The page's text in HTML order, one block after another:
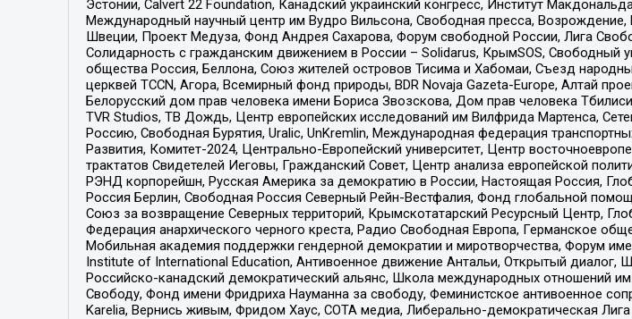
Эстонии, Calvert 22 Foundation, Канадский украинский конгресс, Институт
Международный научный центр им Вудро Вильсона, Свободная пресса, Возрождение,
Швеции, Проект Медуза, Фонд Андрея Сахарова, Форум свободной России, Лига
Солидарность с гражданским движением в России – Solidarus, КрымSOS, Свободный
общества Россия, Беллона, Союз жителей островов Тисима и Хабомаи, Съезд
церквей TCCN, Агора, Всемирный фонд природы, BDR Novaja Gazeta-Europe, Алтай
Белорусский дом прав человека имени Бориса Звозскова, Дом прав человека
TVR Studios, ТВ Дождь, Центр европейских исследований им Вилфрида Мартенса,
Россию, Свободная Бурятия, Uralic, UnKremlin, Международная федерация
Развития, Комитет-2024, Центрально-Европейский университет, Центр
трактатов Свидетелей Иеговы, Гражданский Совет, Центр анализа европейской
РЭНД корпорейшн, Русская Америка за демократию в России, Настоящая Россия,
Россия Берлин, Свободная Россия Северный Рейн-Вестфалия, Фонд глобальной
Союз за возвращение Северных территорий, Крымскотатарский Ресурсный Центр,
Федерация анархического черного креста, Радио Свободная Европа, Германское
Мобильная академия поддержки гендерной демократии и миротворчества, Форум
Institute of International Education, Антивоенное движение Антальи, Открытый
Российско-канадский демократический альянс, Школа международных отношений
Свободу, Фонд имени Фридриха Науманна за свободу, Феминистское антивоенное
Karelia, Вернись живым, Фридом Хаус, СОТА медиа, Либерально-демократическая